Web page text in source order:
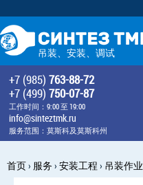
吊装、安装、调试
+7 (985) 763-88-72
+7 (499) 750-07-87
工作时间：9:00 至 19:00
info@sinteztmk.ru
服务范围：莫斯科及莫斯科州
首页› 服务 › 安装工程 › 吊装作业